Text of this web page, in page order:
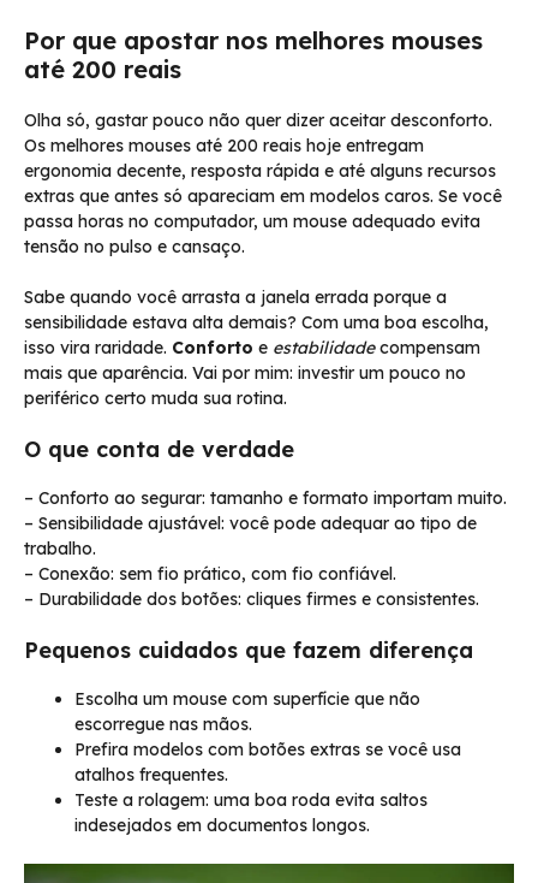
Por que apostar nos melhores mouses
até 200 reais
Olha só, gastar pouco não quer dizer aceitar desconforto.
Os melhores mouses até 200 reais hoje entregam
ergonomia decente, resposta rápida e até alguns recursos
extras que antes só apareciam em modelos caros. Se você
passa horas no computador, um mouse adequado evita
tensão no pulso e cansaço.
Sabe quando você arrasta a janela errada porque a
sensibilidade estava alta demais? Com uma boa escolha,
isso vira raridade. Conforto e estabilidadecompensam
mais que aparência. Vai por mim: investir um pouco no
periférico certo muda sua rotina.
O que conta de verdade
– Conforto ao segurar: tamanho e formato importam muito.
– Sensibilidade ajustável: você pode adequar ao tipo de
trabalho.
– Conexão: sem fio prático, com fio confiável.
– Durabilidade dos botões: cliques firmes e consistentes.
Pequenos cuidados que fazem diferença
Escolha um mouse com superfície que não
escorregue nas mãos.
Prefira modelos com botões extras se você usa
atalhos frequentes.
Teste a rolagem: uma boa roda evita saltos
indesejados em documentos longos.